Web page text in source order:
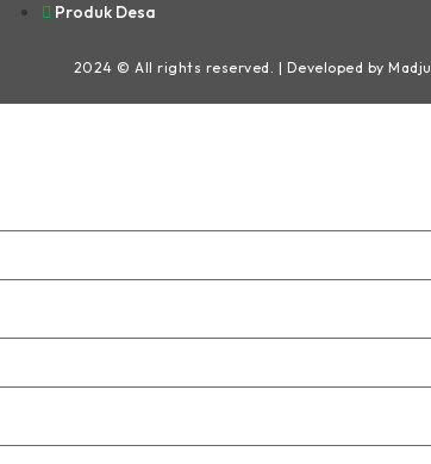
Produk Desa
2024 © All rights reserved. | Developed by Madju